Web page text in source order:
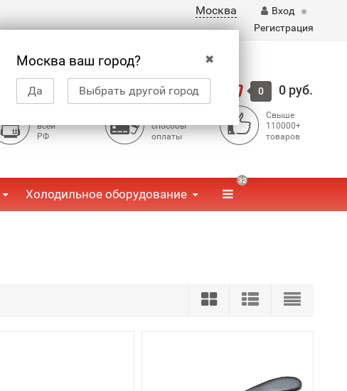
Москва
✖
Москва ваш город?
Да Выбрать другой город
Вход
Регистрация
Корзина 0 0 руб.
всей
РФ
способы
оплаты
Свыше
110000+
товаров
Холодильное оборудование
32